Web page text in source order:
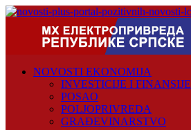
Skip
Novosti
NOVOSTI EKONOMIJA
INVESTICIJE I FINANSIJE
POSAO
POLJOPRIVREDA
GRAĐEVINARSTVO